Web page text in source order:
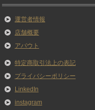
運営者情報
店舗概要
アバウト
特定商取引法上の表記
プライバシーポリシー
LinkedIn
instagram